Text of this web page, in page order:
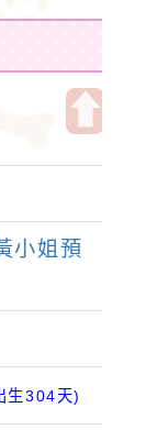
區
小姐預
生304天)